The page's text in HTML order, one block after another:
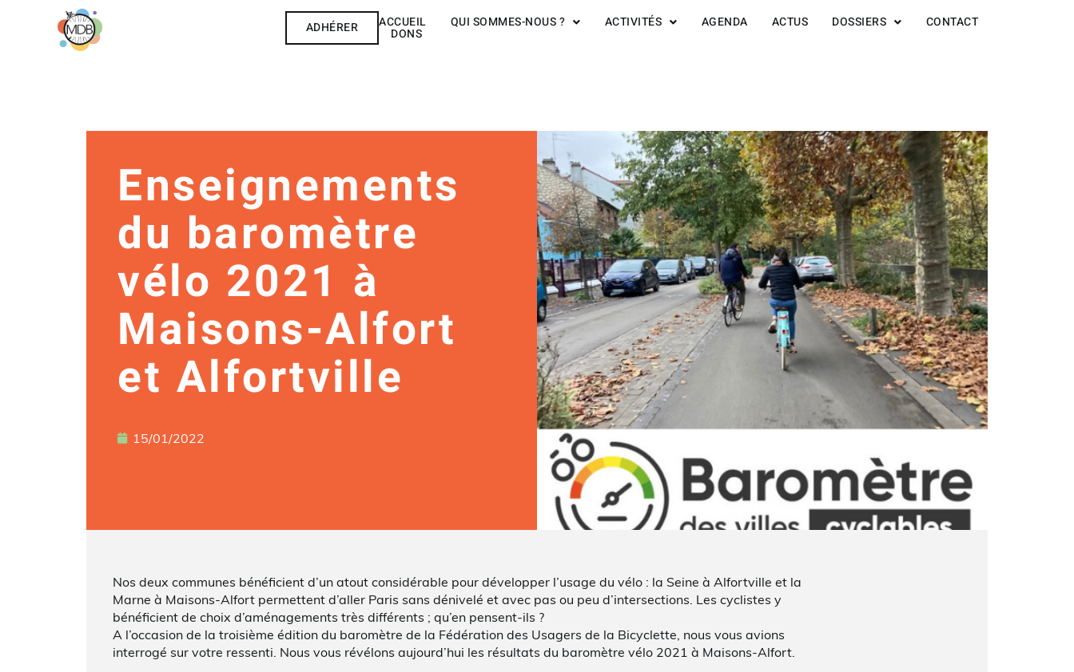
ADHÉRER ACCUEIL QUI SOMMES-NOUS ? ACTIVITÉS AGENDA ACTUS DOSSIERS CONTACT
DONS
Enseignements
du baromètre
vélo 2021 à
Maisons-Alfort
et Alfortville
15/01/2022
Nos deux communes bénéficient d’un atout considérable pour développer l’usage du vélo : la Seine à Alfortville et la
Marne à Maisons-Alfort permettent d’aller Paris sans dénivelé et avec pas ou peu d’intersections. Les cyclistes y
bénéficient de choix d’aménagements très différents ; qu’en pensent-ils ?
A l’occasion de la troisième édition du baromètre de la Fédération des Usagers de la Bicyclette, nous vous avions
interrogé sur votre ressenti. Nous vous révélons aujourd’hui les résultats du baromètre vélo 2021 à Maisons-Alfort.